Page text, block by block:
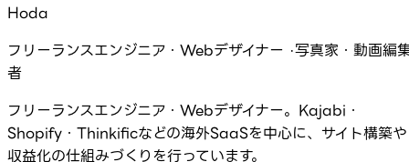
Hoda
フリーランスエンジニア・Webデザイナー ·写真家・動画編
者
フリーランスエンジニア・Webデザイナー。Kajabi・
Shopify・Thinkificなどの海外SaaSを中心に、サイト構築や
収益化の仕組みづくりを行っています。